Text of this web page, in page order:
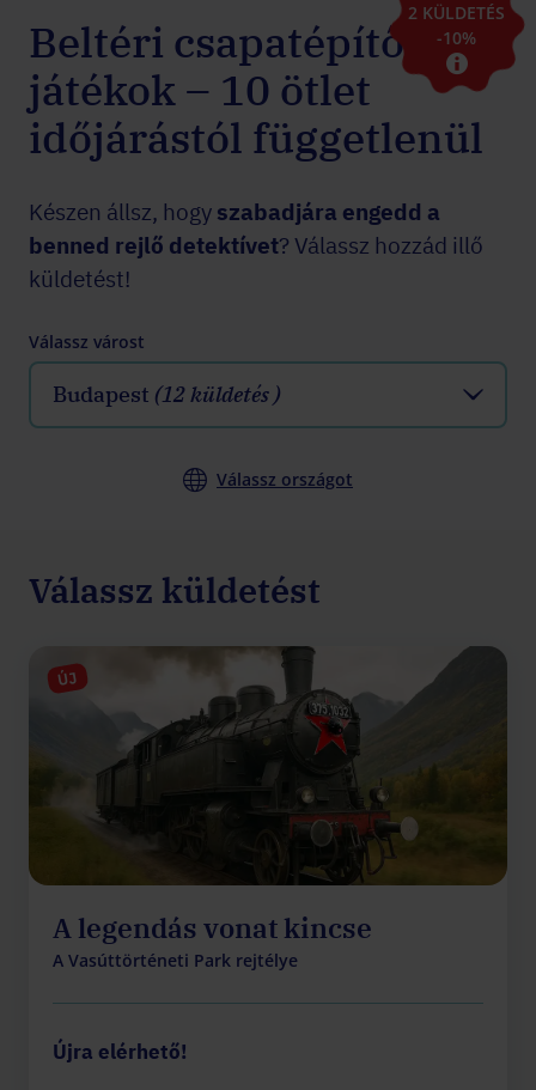
2 KÜLDETÉS
-10%
Beltéri csapatépítő
játékok – 10 ötlet
időjárástól függetlenül
Készen állsz, hogy szabadjára engedd a
benned rejlő detektívet? Válassz hozzád illő
küldetést!
Válassz várost
Budapest (12 küldetés )
Válassz országot
Válassz küldetést
ÚJ
A legendás vonat kincse
A Vasúttörténeti Park rejtélye
Újra elérhető!